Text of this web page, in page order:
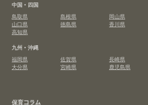
中国・四国
鳥取県
島根県 岡山県
山口県
徳島県 香川県
高知県
九州・沖縄
福岡県
佐賀県 長崎県
大分県
宮崎県 鹿児島県
保育コラム